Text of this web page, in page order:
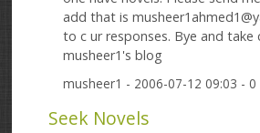
add that is
to c ur responses. Bye and take
musheer1's blog
musheer1 - 2006-07-12 09:03 -
Seek Novels